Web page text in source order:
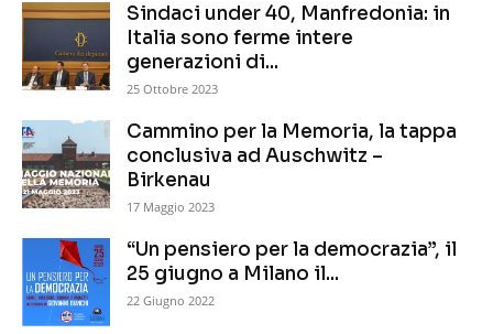
Sindaci under 40, Manfredonia: in
Italia sono ferme intere
generazioni di...
25 Ottobre 2023
Cammino per la Memoria, la tappa
conclusiva ad Auschwitz –
Birkenau
17 Maggio 2023
“Un pensiero per la democrazia”, il
25 giugno a Milano il...
22 Giugno 2022